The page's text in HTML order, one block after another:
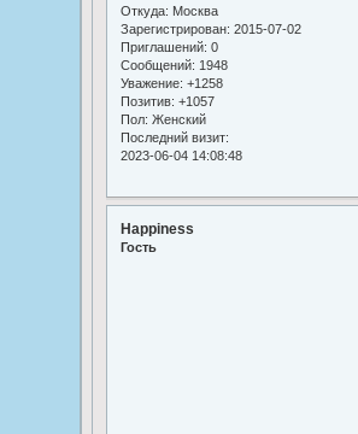
Откуда: Москва
Зарегистрирован: 2015-07-02
Приглашений: 0
Сообщений: 1948
Уважение: +1258
Позитив: +1057
Пол: Женский
Последний визит:
2023-06-04 14:08:48
Happiness
Гость